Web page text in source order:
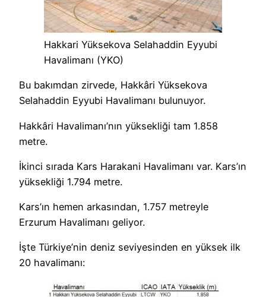
Hakkari Yüksekova Selahaddin Eyyubi
Havalimanı (YKO)
Bu bakımdan zirvede, Hakkâri Yüksekova
Selahaddin Eyyubi Havalimanı bulunuyor.
Hakkâri Havalimanı’nın yüksekliği tam 1.858
metre.
İkinci sırada Kars Harakani Havalimanı var. Kars’ın
yüksekliği 1.794 metre.
Kars’ın hemen arkasından, 1.757 metreyle
Erzurum Havalimanı geliyor.
İşte Türkiye’nin deniz seviyesinden en yüksek ilk
20 havalimanı: